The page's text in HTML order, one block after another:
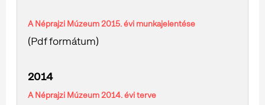
A Néprajzi Múzeum 2015. évi munkajelentése
(Pdf formátum)
2014
A Néprajzi Múzeum 2014. évi terve